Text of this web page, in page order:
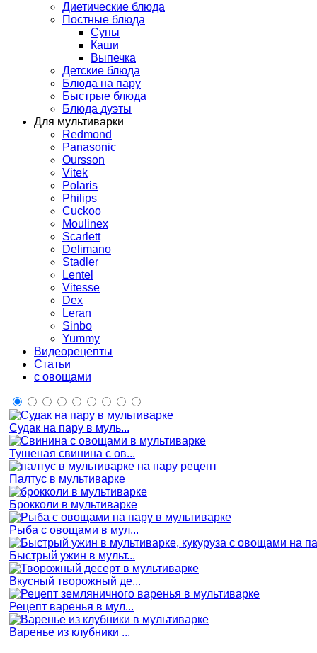
Диетические блюда
Постные блюда
Супы
Каши
Выпечка
Детские блюда
Блюда на пару
Быстрые блюда
Блюда дуэты
Для мультиварки
Redmond
Panasonic
Oursson
Vitek
Polaris
Philips
Cuckoo
Moulinex
Scarlett
Delimano
Stadler
Lentel
Vitesse
Dex
Leran
Sinbo
Yummy
Видеорецепты
Статьи
с овощами
Судак на пару в муль...
Тушеная свинина с ов...
Палтус в мультиварке
Брокколи в мультиварке
Рыба с овощами в мул...
Быстрый ужин в мульт...
Вкусный творожный де...
Рецепт варенья в мул...
Варенье из клубники ...